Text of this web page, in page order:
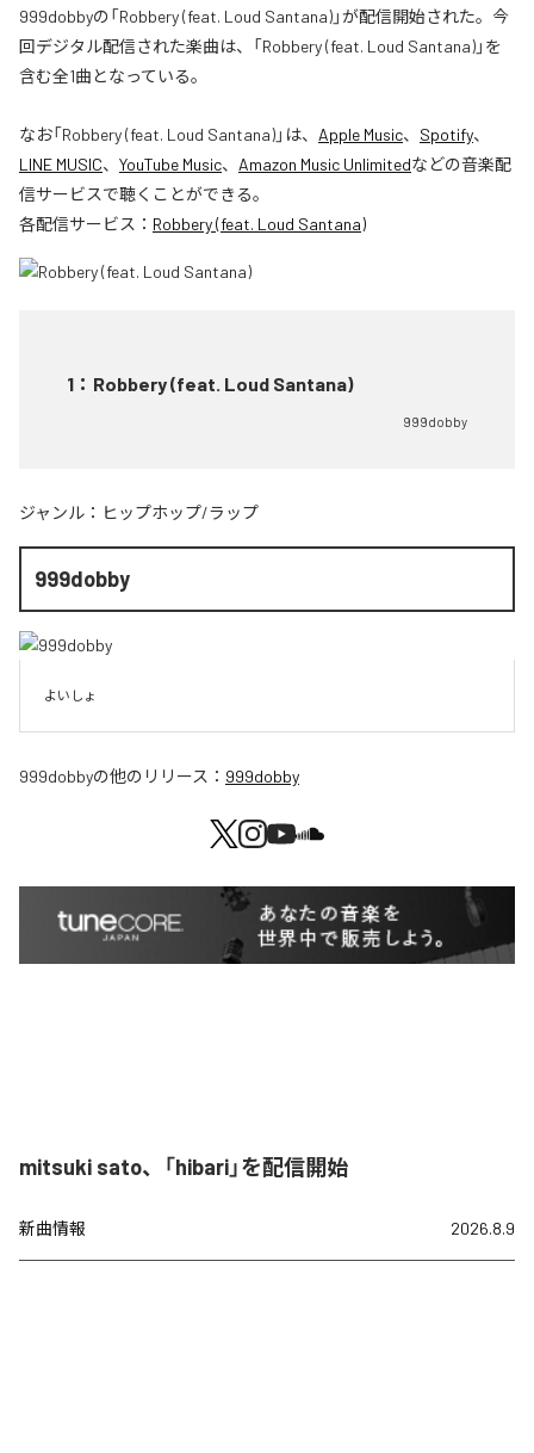
999dobbyの「Robbery (feat. Loud Santana)」が配信開始された。今
回デジタル配信された楽曲は、「Robbery (feat. Loud Santana)」を
含む全1曲となっている。
なお「Robbery (feat. Loud Santana)」は、 Apple Music、 Spotify、
LINE MUSIC、 YouTube Music、 Amazon Music Unlimitedなどの音楽配
信サービスで聴くことができる。
各配信サービス： Robbery (feat. Loud Santana)
1 ： Robbery (feat. Loud Santana)
999dobby
ジャンル： ヒップホップ/ラップ
999dobby
よいしょ
999dobbyの他のリリース： 999dobby
mitsuki sato、「hibari」を配信開始
新曲情報 2026.8.9